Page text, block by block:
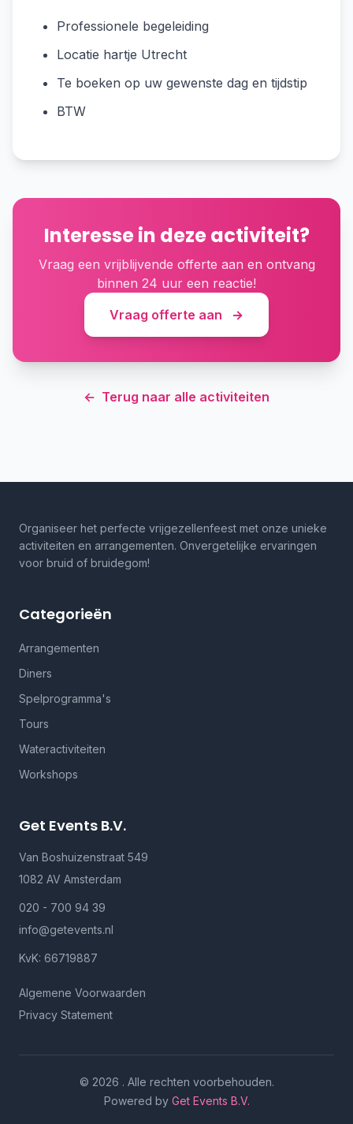
Professionele begeleiding
Locatie hartje Utrecht
Te boeken op uw gewenste dag en tijdstip
BTW
Interesse in deze activiteit?
Vraag een vrijblijvende offerte aan en ontvang
binnen 24 uur een reactie!
Vraag offerte aan
→
← Terug naar alle activiteiten
Organiseer het perfecte vrijgezellenfeest met onze unieke
activiteiten en arrangementen. Onvergetelijke ervaringen
voor bruid of bruidegom!
Categorieën
Arrangementen
Diners
Spelprogramma's
Tours
Wateractiviteiten
Workshops
Get Events B.V.
Van Boshuizenstraat 549
1082 AV Amsterdam
020 - 700 94 39
info@getevents.nl
KvK: 66719887
Algemene Voorwaarden
Privacy Statement
© 2026 . Alle rechten voorbehouden.
Powered by Get Events B.V.